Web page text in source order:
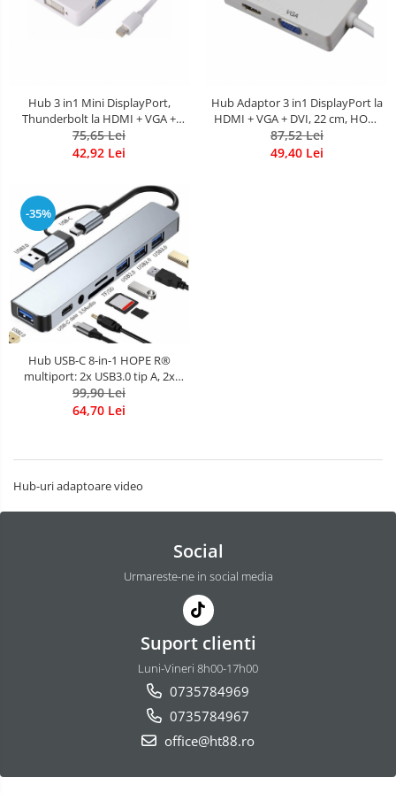
Hub 3 in1 Mini DisplayPort,
Thunderbolt la HDMI + VGA +
DVI pentru laptop, TV, proiector,
HOPE R
75,65 Lei
42,92 Lei
Hub Adaptor 3 in1 DisplayPort la
HDMI + VGA + DVI, 22 cm, HOPE
R
87,52 Lei
49,40 Lei
-35%
Hub USB-C 8-in-1 HOPE R®
multiport: 2x USB3.0 tip A, 2x
USB2.0 tip A, 1x USB3.0 tip C,
card reader SD/TF, jack audio 3.5
99,90 Lei
64,70 Lei
Hub-uri adaptoare video
Social
Urmareste-ne in social media
Suport clienti
Luni-Vineri 8h00-17h00
0735784969
0735784967
office@ht88.ro